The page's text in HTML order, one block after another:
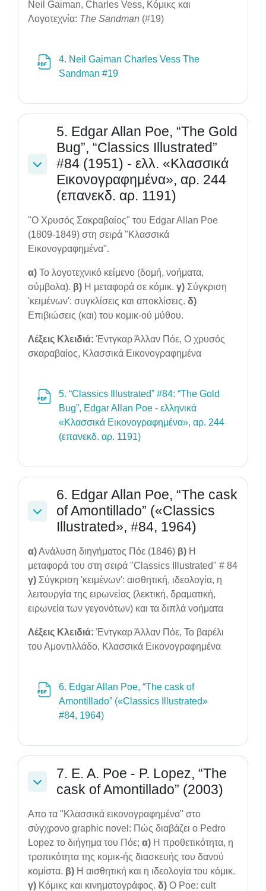
Neil Gaiman, Charles Vess, Κόμικς και
Λογοτεχνία: The Sandman (#19)
4. Neil Gaiman Charles Vess The
Sandman #19
Collapse
5. Edgar Allan Poe, “The Gold
Bug”, “Classics Illustrated”
#84 (1951) - ελλ. «Κλασσικά
Εικονογραφημένα», αρ. 244
(επανεκδ. αρ. 1191)
"Ο Χρυσός Σακραβαίος" του Edgar Allan Poe
(1809-1849) στη σειρά "Κλασσικά
Εικονογραφημένα".
α) Το λογοτεχνικό κείμενο (δομή, νοήματα,
σύμβολα). β) Η μεταφορά σε κόμικ. γ) Σύγκριση
'κειμένων': συγκλίσεις και αποκλίσεις. δ)
Επιβιώσεις (και) του κομικ-ού μύθου.
Λέξεις Κλειδιά: Έντγκαρ Άλλαν Πόε, Ο χρυσός
σκαραβαίος, Κλασσικά Εικονογραφημένα
5. “Classics Illustrated” #84: “The Gold
Bug”, Edgar Allan Poe - ελληνικά
«Κλασσικά Εικονογραφημένα», αρ. 244
(επανεκδ. αρ. 1191)
Collapse
6. Edgar Allan Poe, “The cask
of Amontillado” («Classics
Illustrated», #84, 1964)
α)Ανάλυση διηγήματος Πόε (1846) β) Η
μεταφορά του στη σειρά "Classics Illustrated" # 84
γ) Σύγκριση 'κειμένων': αισθητική, ιδεολογία, η
λειτουργία της ειρωνείας (λεκτική, δραματική,
ειρωνεία των γεγονότων) και τα διπλά νοήματα
Λέξεις Κλειδιά: Έντγκαρ Άλλαν Πόε, Το βαρέλι
του Αμοντιλλάδο, Κλασσικά Εικονογραφημένα
6. Edgar Allan Poe, “The cask of
Amontillado” («Classics Illustrated»
#84, 1964)
Collapse
7. E. A. Poe - P. Lopez, “The
cask of Amontillado” (2003)
Απο τα "Κλασσικά εικονογραφημένα" στο
σύγχρονο graphic novel: Πώς διαβάζει ο Pedro
Lopez το διήγημα του Πόε; α) Η προθετικότητα, η
τροπικότητα της κομικ-ής διασκευής του δανού
κομίστα. β) H αισθητική και η ιδεολογία του κόμικ.
γ) Kόμικς και κινηματογράφος. δ) Ο Poe: cult